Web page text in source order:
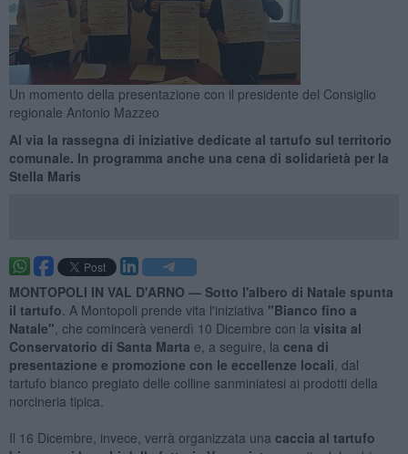
Un momento della presentazione con il presidente del Consiglio
regionale Antonio Mazzeo
Al via la rassegna di iniziative dedicate al tartufo sul territorio
comunale. In programma anche una cena di solidarietà per la
Stella Maris
MONTOPOLI IN VAL D'ARNO — Sotto l'albero di Natale spunta
il tartufo . A Montopoli prende vita l'iniziativa "Bianco fino a
Natale" , che comincerà venerdì 10 Dicembre con la visita al
Conservatorio di Santa Marta e, a seguire, la cena di
presentazione e promozione con le eccellenze locali , dal
tartufo bianco pregiato delle colline sanminiatesi ai prodotti della
norcineria tipica.
Il 16 Dicembre, invece, verrà organizzata una caccia al tartufo